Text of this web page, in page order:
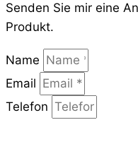
Senden Sie mir eine
Produkt.
Name
Email
Telefon